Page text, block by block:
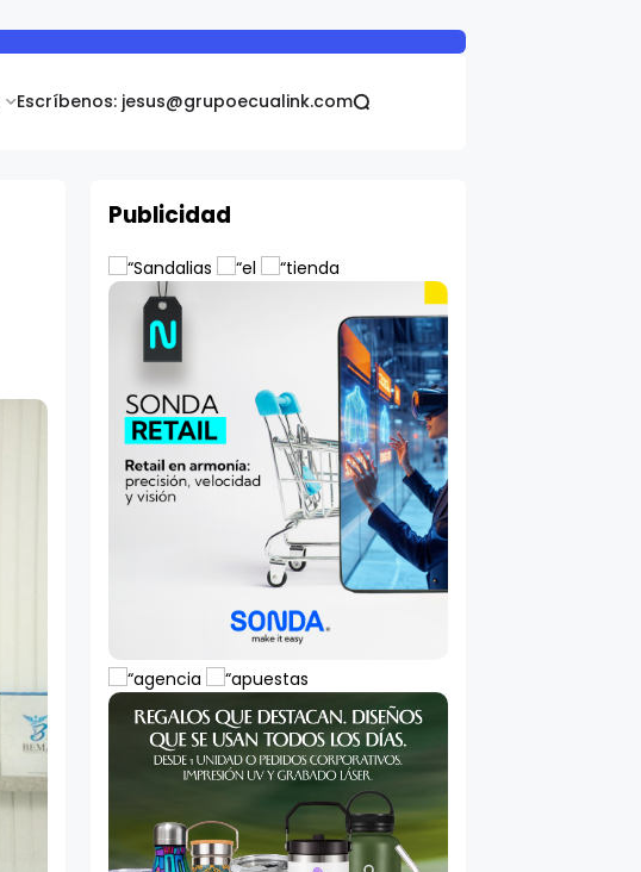
Escríbenos: jesus@grupoecualink.com
Publicidad